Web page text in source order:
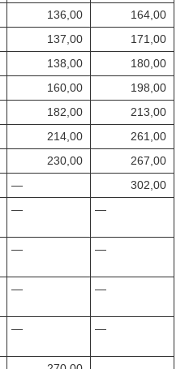
136,00
164,00
137,00
171,00
138,00
180,00
160,00
198,00
182,00
213,00
214,00
261,00
230,00
267,00
—
302,00
— —
— —
— —
— —